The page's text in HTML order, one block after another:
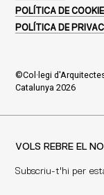
POLÍTICA DE
POLÍTICA DE
©Col·legi
Catalunya 2026
VOLS REBRE EL
Subscriu-t'hi per